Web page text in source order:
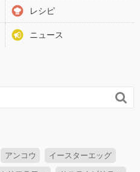
レシピ
ニュース

アンコウ イースターエッグ